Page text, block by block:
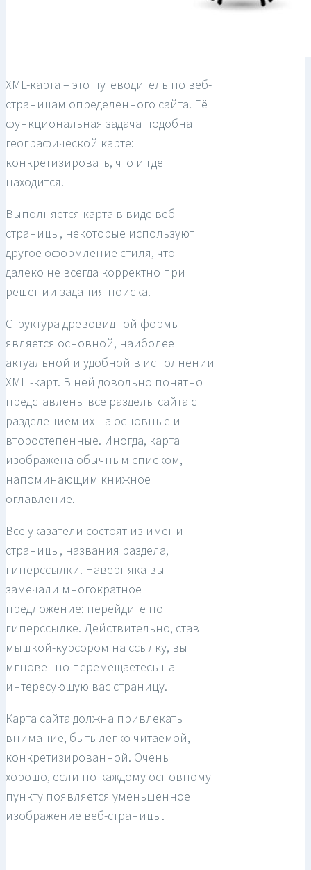
XML-карта – это путеводитель по веб-
страницам определенного сайта. Её
функциональная задача подобна
географической карте:
конкретизировать, что и где
находится.
Выполняется карта в виде веб-
страницы, некоторые используют
другое оформление стиля, что
далеко не всегда корректно при
решении задания поиска.
Структура древовидной формы
является основной, наиболее
актуальной и удобной в исполнении
XML -карт. В ней довольно понятно
представлены все разделы сайта с
разделением их на основные и
второстепенные. Иногда, карта
изображена обычным списком,
напоминающим книжное
оглавление.
Все указатели состоят из имени
страницы, названия раздела,
гиперссылки. Наверняка вы
замечали многократное
предложение: перейдите по
гиперссылке. Действительно, став
мышкой-курсором на ссылку, вы
мгновенно перемещаетесь на
интересующую вас страницу.
Карта сайта должна привлекать
внимание, быть легко читаемой,
конкретизированной. Очень
хорошо, если по каждому основному
пункту появляется уменьшенное
изображение веб-страницы.